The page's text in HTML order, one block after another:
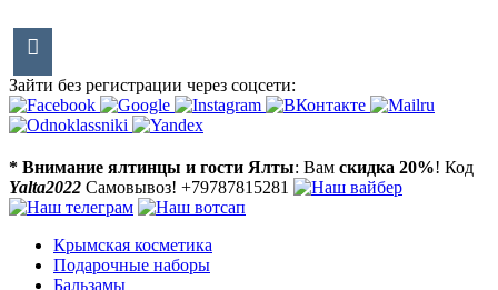
Зайти без регистрации через соцсети:
* Внимание ялтинцы и гости Ялты: Вам скидка 20%! Код
Yalta2022 Самовывоз! +79787815281
Крымская косметика
Подарочные наборы
Бальзамы